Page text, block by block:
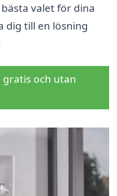
valet för dina
dig till en lösning
gratis och utan